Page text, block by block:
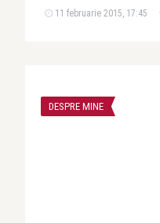
11 februarie 2015, 17:45
DESPRE MINE